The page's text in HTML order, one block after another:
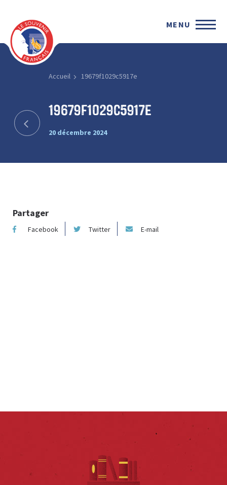
MENU
Accueil 19679f1029c5917e
19679f1029c5917e
20 décembre 2024
Partager
Facebook Twitter E-mail